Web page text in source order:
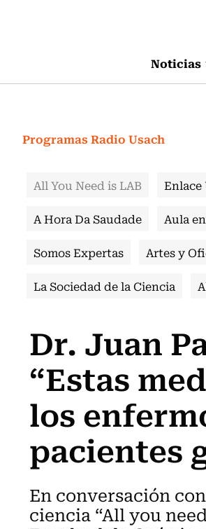
Noticias
Programas Radio Usach
All You Need is LAB Enlace
A Hora Da Saudade
Aula
Somos Expertas
Artes y
La Sociedad de la Ciencia
Dr. Juan
“Estas
los
pacientes
En conversación
ciencia “All you